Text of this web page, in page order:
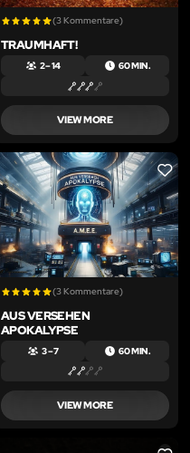
(3 Kommentare)
TRAUMHAFT!
2 – 14 60 MIN.
VIEW MORE
LIKE
(3 Kommentare)
AUS VERSEHEN
APOKALYPSE
3 – 7 60 MIN.
VIEW MORE